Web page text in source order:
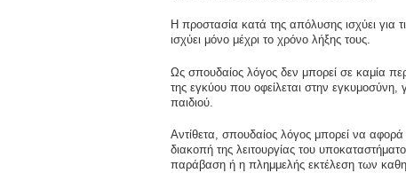
Η προστασία κατά της απόλυσης ισχύει για
ισχύει μόνο μέχρι το χρόνο λήξης τους.
Ως σπουδαίος λόγος δεν μπορεί σε καμία
της εγκύου που οφείλεται στην εγκυμοσύνη,
παιδιού.
Αντίθετα, σπουδαίος λόγος μπορεί να
διακοπή της λειτουργίας του
παράβαση ή η πλημμελής εκτέλεση των